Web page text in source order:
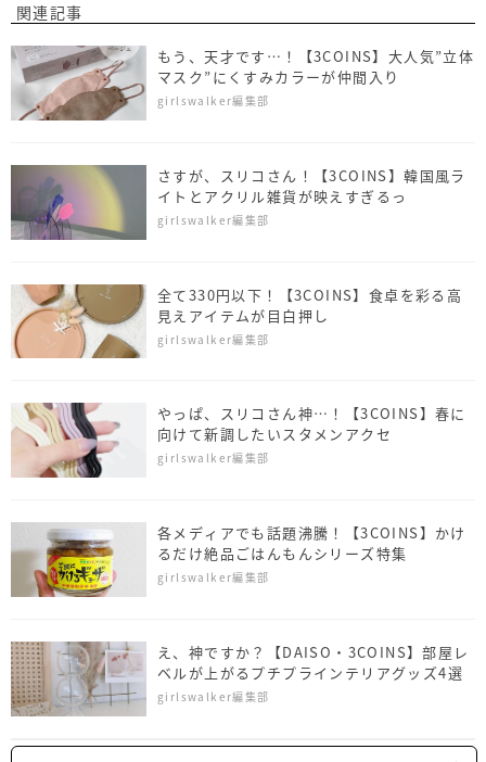
関連記事
もう、天才です…！【3COINS】大人気”立体
マスク”にくすみカラーが仲間入り
girlswalker編集部
さすが、スリコさん！【3COINS】韓国風ラ
イトとアクリル雑貨が映えすぎるっ
girlswalker編集部
全て330円以下！【3COINS】食卓を彩る高
見えアイテムが目白押し
girlswalker編集部
やっぱ、スリコさん神…！【3COINS】春に
向けて新調したいスタメンアクセ
girlswalker編集部
各メディアでも話題沸騰！【3COINS】かけ
るだけ絶品ごはんもんシリーズ特集
girlswalker編集部
え、神ですか？【DAISO・3COINS】部屋レ
ベルが上がるプチプラインテリアグッズ4選
girlswalker編集部